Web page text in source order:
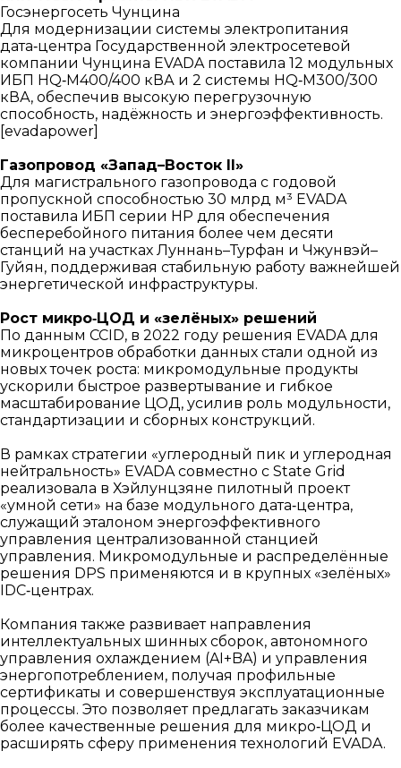
Госэнергосеть Чунцина
Для модернизации системы электропитания
дата‑центра Государственной электросетевой
компании Чунцина EVADA поставила 12 модульных
ИБП HQ‑M400/400 кВА и 2 системы HQ‑M300/300
кВА, обеспечив высокую перегрузочную
способность, надёжность и энергоэффективность.
[evadapower]​
Газопровод «Запад–Восток II»
Для магистрального газопровода с годовой
пропускной способностью 30 млрд м³ EVADA
поставила ИБП серии HP для обеспечения
бесперебойного питания более чем десяти
станций на участках Луннань–Турфан и Чжунвэй–
Гуйян, поддерживая стабильную работу важнейшей
энергетической инфраструктуры.
Рост микро‑ЦОД и «зелёных» решений
По данным CCID, в 2022 году решения EVADA для
микроцентров обработки данных стали одной из
новых точек роста: микромодульные продукты
ускорили быстрое развертывание и гибкое
масштабирование ЦОД, усилив роль модульности,
стандартизации и сборных конструкций.
В рамках стратегии «углеродный пик и углеродная
нейтральность» EVADA совместно с State Grid
реализовала в Хэйлунцзяне пилотный проект
«умной сети» на базе модульного дата‑центра,
служащий эталоном энергоэффективного
управления централизованной станцией
управления. Микромодульные и распределённые
решения DPS применяются и в крупных «зелёных»
IDC‑центрах.
Компания также развивает направления
интеллектуальных шинных сборок, автономного
управления охлаждением (AI+BA) и управления
энергопотреблением, получая профильные
сертификаты и совершенствуя эксплуатационные
процессы. Это позволяет предлагать заказчикам
более качественные решения для микро‑ЦОД и
расширять сферу применения технологий EVADA.